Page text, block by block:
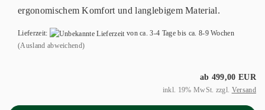
ergonomischem Komfort und langlebigem Material.
Lieferzeit:
von ca. 3-4 Tage bis ca. 8-9 Wochen
(Ausland abweichend)
ab 499,00 EUR
inkl. 19% MwSt. zzgl. Versand